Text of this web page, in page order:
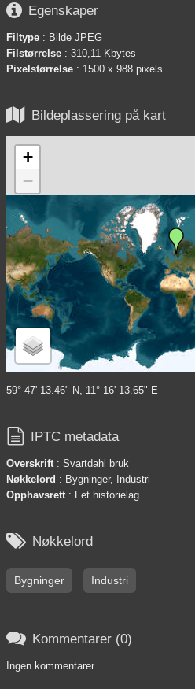
 Egenskaper
Filtype : Bilde JPEG
Filstørrelse : 310,11 Kbytes
Pixelstørrelse : 1500 x 988 pixels
 Bildeplassering på kart
+
−
59° 47' 13.46" N, 11° 16' 13.65" E
 IPTC metadata
Overskrift: Svartdahl bruk
Nøkkelord : Bygninger, Industri
Opphavsrett: Fet historielag
 Nøkkelord
Bygninger Industri
 Kommentarer (0)
Ingen kommentarer